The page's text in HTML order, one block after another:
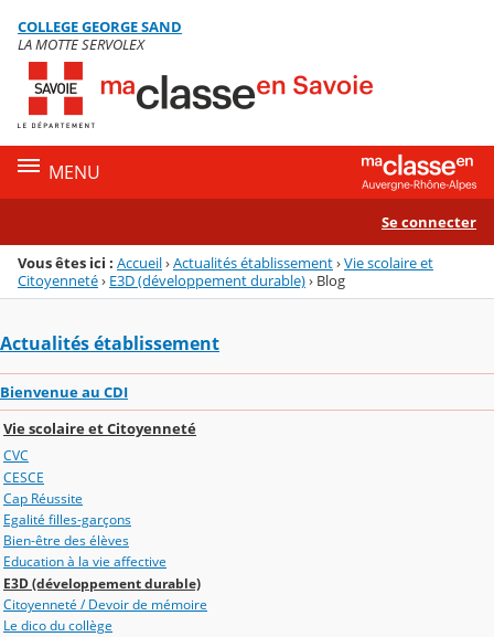
Menu de la rubrique
Contenu
COLLEGE GEORGE SAND
LA MOTTE SERVOLEX
MENU
Se connecter
Vous êtes ici : Accueil›Actualités établissement›Vie scolaire et
Citoyenneté› E3D (développement durable)› Blog
Actualités établissement
Bienvenue au CDI
Vie scolaire et Citoyenneté
CVC
CESCE
Cap Réussite
Egalité filles-garçons
Bien-être des élèves
Education à la vie affective
E3D (développement durable)
Citoyenneté / Devoir de mémoire
Le dico du collège